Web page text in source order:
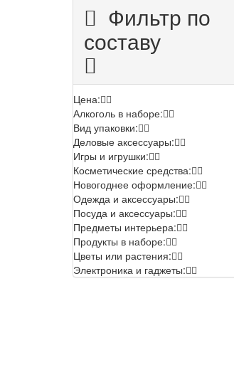
Фильтр по
составу
Цена:
Алкоголь в наборе:
Вид упаковки:
Деловые аксессуары:
Игры и игрушки:
Косметические средства:
Новогоднее оформление:
Одежда и аксессуары:
Посуда и аксессуары:
Предметы интерьера:
Продукты в наборе:
Цветы или растения:
Электроника и гаджеты: